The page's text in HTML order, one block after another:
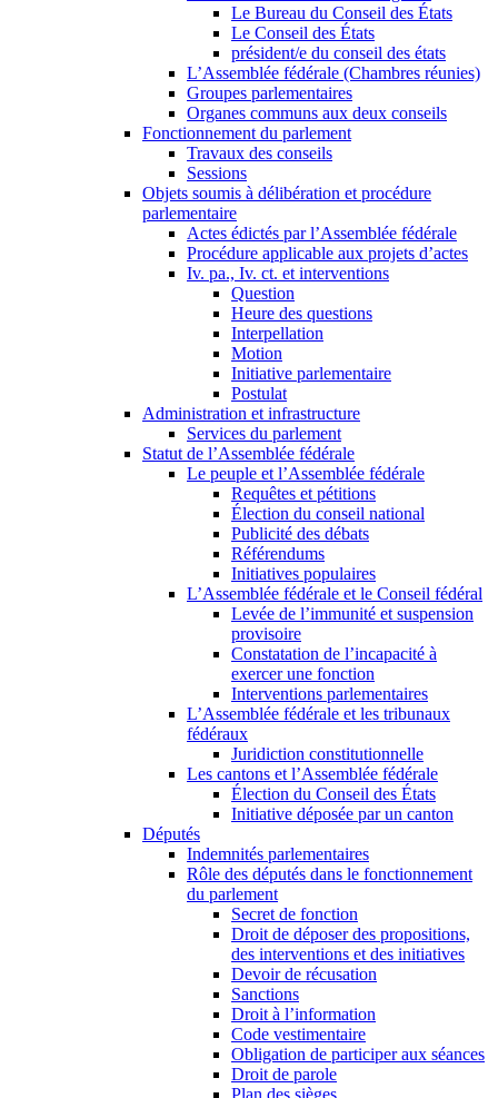
Le Bureau du Conseil des États
Le Conseil des États
président/e du conseil des états
L’Assemblée fédérale (Chambres réunies)
Groupes parlementaires
Organes communs aux deux conseils
Fonctionnement du parlement
Travaux des conseils
Sessions
Objets soumis à délibération et procédure
parlementaire
Actes édictés par l’Assemblée fédérale
Procédure applicable aux projets d’actes
Iv. pa., Iv. ct. et interventions
Question
Heure des questions
Interpellation
Motion
Initiative parlementaire
Postulat
Administration et infrastructure
Services du parlement
Statut de l’Assemblée fédérale
Le peuple et l’Assemblée fédérale
Requêtes et pétitions
Élection du conseil national
Publicité des débats
Référendums
Initiatives populaires
L’Assemblée fédérale et le Conseil fédéral
Levée de l’immunité et suspension
provisoire
Constatation de l’incapacité à
exercer une fonction
Interventions parlementaires
L’Assemblée fédérale et les tribunaux
fédéraux
Juridiction constitutionnelle
Les cantons et l’Assemblée fédérale
Élection du Conseil des États
Initiative déposée par un canton
Députés
Indemnités parlementaires
Rôle des députés dans le fonctionnement
du parlement
Secret de fonction
Droit de déposer des propositions,
des interventions et des initiatives
Devoir de récusation
Sanctions
Droit à l’information
Code vestimentaire
Obligation de participer aux séances
Droit de parole